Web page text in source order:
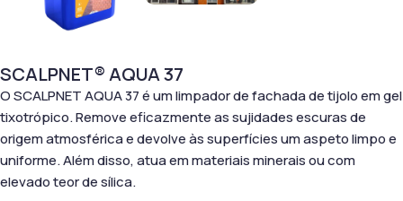
SCALPNET® AQUA 37
O SCALPNET AQUA 37 é um limpador de fachada de tijolo em gel
tixotrópico. Remove eficazmente as sujidades escuras de
origem atmosférica e devolve às superfícies um aspeto limpo e
uniforme. Além disso, atua em materiais minerais ou com
elevado teor de sílica.